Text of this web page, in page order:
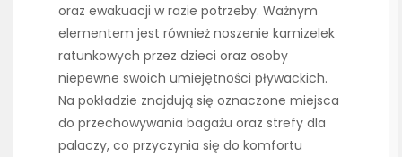
oraz ewakuacji w razie potrzeby. Ważnym
elementem jest również noszenie kamizelek
ratunkowych przez dzieci oraz osoby
niepewne swoich umiejętności pływackich.
Na pokładzie znajdują się oznaczone miejsca
do przechowywania bagażu oraz strefy dla
palaczy, co przyczynia się do komfortu